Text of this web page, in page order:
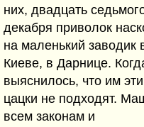
них, двадцать
декабря приволок
на маленький заводик
Киеве, в Дарнице.
выяснилось, что им эти
цацки не подходят.
всем законам и